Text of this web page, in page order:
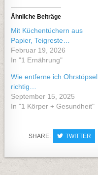
Ähnliche Beiträge
Mit Küchentüchern aus
Papier, Teigreste…
Februar 19, 2026
In "1 Ernährung"
Wie entferne ich Ohrstöpsel
richtig…
September 15, 2025
In "1 Körper + Gesundheit"
SHARE: TWITTER